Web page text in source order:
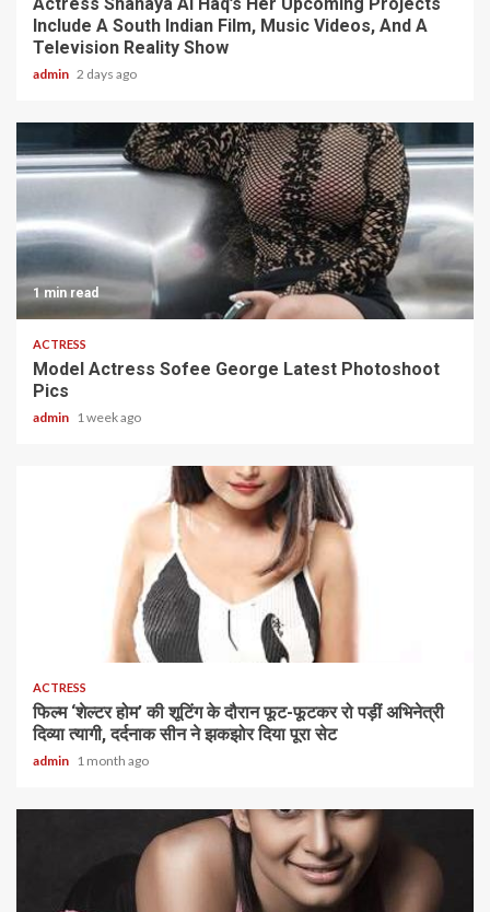
Include A South Indian Film, Music Videos, And A
Television Reality Show
admin 2 days ago
1 min read
ACTRESS
Model Actress Sofee George Latest Photoshoot
Pics
admin 1 week ago
ACTRESS
फिल्म ‘शेल्टर होम’ की शूटिंग के दौरान फूट-फूटकर रो पड़ीं अभिनेत्री
दिव्या त्यागी, दर्दनाक सीन ने झकझोर दिया पूरा सेट
admin 1 month ago